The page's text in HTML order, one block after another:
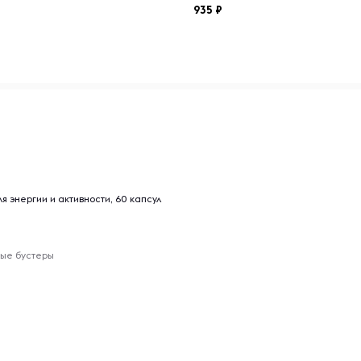
капсулах, подходит
935
для энергии и активности, 60 капсул
бустеры